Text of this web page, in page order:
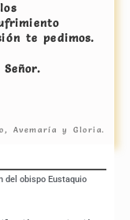
te pedimos.
Avemaría y Gloria.
del obispo Eustaquio